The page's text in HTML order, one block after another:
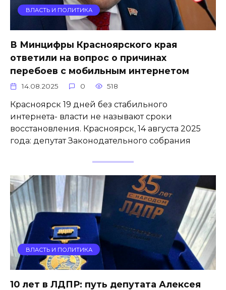
ВЛАСТЬ И ПОЛИТИКА
В Минцифры Красноярского края
ответили на вопрос о причинах
перебоев с мобильным интернетом
14.08.2025 0 518
Красноярск 19 дней без стабильного
интернета- власти не называют сроки
восстановления. Красноярск, 14 августа 2025
года: депутат Законодательного собрания
ВЛАСТЬ И ПОЛИТИКА
10 лет в ЛДПР: путь депутата Алексея